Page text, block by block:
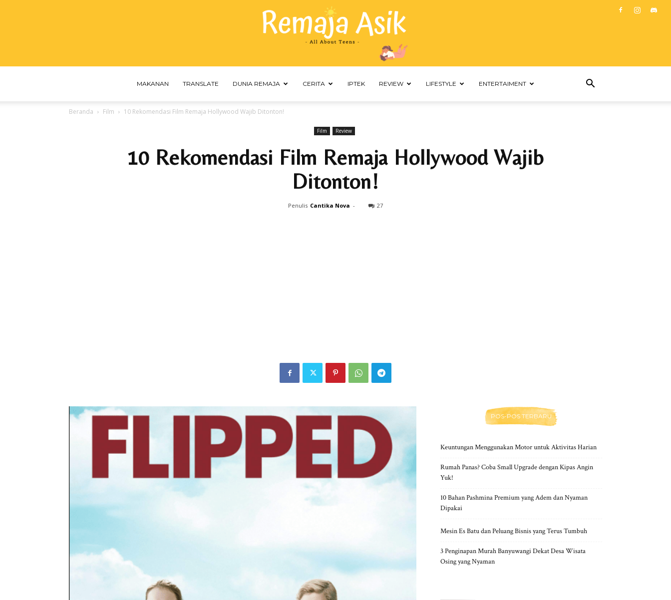
Asik
MAKANAN TRANSLATE DUNIA REMAJA CERITA IPTEK REVIEW LIFESTYLE ENTERTAIMENT
Beranda Film 10 Rekomendasi Film Remaja Hollywood Wajib Ditonton!
Film Review
10 Rekomendasi Film Remaja Hollywood Wajib
Ditonton!
Penulis Cantika Nova - 27
POS-POS TERBARU
Keuntungan Menggunakan Motor untuk Aktivitas Harian
Rumah Panas? Coba Small Upgrade dengan Kipas Angin
Yuk!
10 Bahan Pashmina Premium yang Adem dan Nyaman
Dipakai
Mesin Es Batu dan Peluang Bisnis yang Terus Tumbuh
3 Penginapan Murah Banyuwangi Dekat Desa Wisata
Osing yang Nyaman